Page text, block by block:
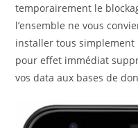
temporairement le
l’ensemble ne vous
installer tous simplement
pour effet immédiat
vos data aux bases de